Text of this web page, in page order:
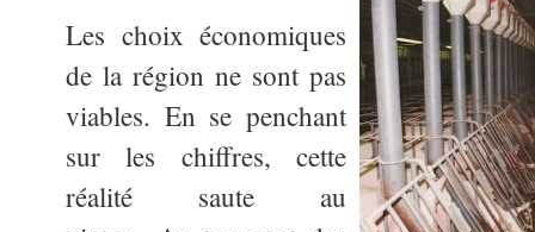
Les choix économiques
de la région ne sont pas
viables. En se penchant
sur les chiffres, cette
réalité saute au